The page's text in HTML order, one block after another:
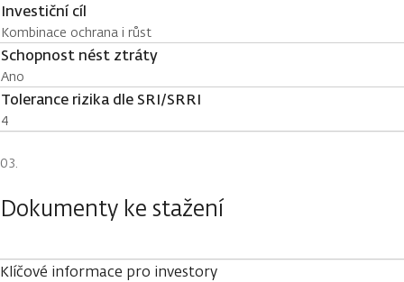
Investiční cíl
Kombinace ochrana i růst
Schopnost nést ztráty
Ano
Tolerance rizika dle SRI/SRRI
4
Dokumenty ke stažení
Klíčové informace pro investory